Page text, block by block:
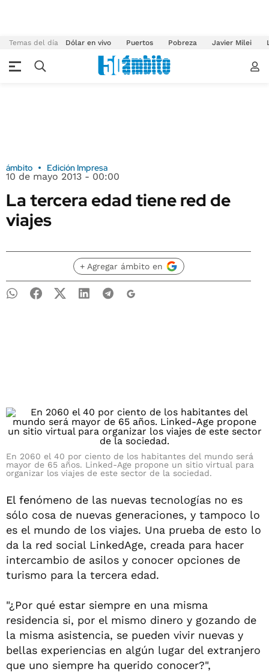
Temas del día Dólar en vivo Puertos Pobreza Javier Milei
ámbito Edición Impresa
10 de mayo 2013 - 00:00
La tercera edad tiene red de
viajes
+ Agregar ámbito en
En 2060 el 40 por ciento de los habitantes del mundo será
mayor de 65 años. Linked-Age propone un sitio virtual para
organizar los viajes de este sector de la sociedad.
El fenómeno de las nuevas tecnologías no es
sólo cosa de nuevas generaciones, y tampoco lo
es el mundo de los viajes. Una prueba de esto lo
da la red social LinkedAge, creada para hacer
intercambio de asilos y conocer opciones de
turismo para la tercera edad.
"¿Por qué estar siempre en una misma
residencia si, por el mismo dinero y gozando de
la misma asistencia, se pueden vivir nuevas y
bellas experiencias en algún lugar del extranjero
que uno siempre ha querido conocer?",